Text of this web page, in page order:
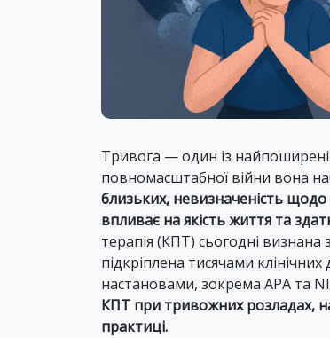
Тривога — один із
повномасштабної війни вона
близьких, невизначеність
впливає на якість життя та
терапія (КПТ) сьогодні
підкріплена тисячами
настановами, зокрема APA та
КПТ при тривожних розладах,
практиці.